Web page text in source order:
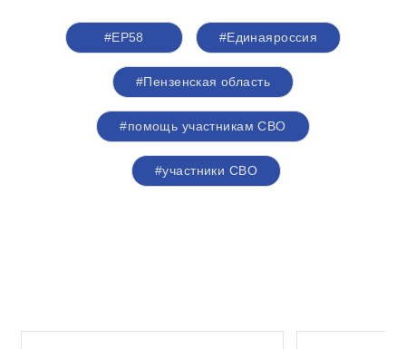
#ЕР58 #Единаяроссия
#Пензенская область
#помощь участникам СВО
#участники СВО